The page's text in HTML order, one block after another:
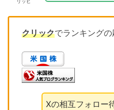
クリックでランキングの
Xの相互フォロー